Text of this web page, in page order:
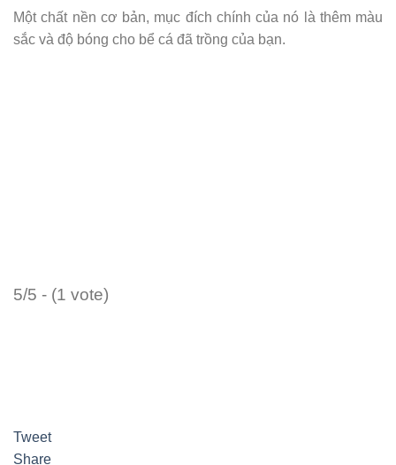
Một chất nền cơ bản, mục đích chính của nó là thêm màu
sắc và độ bóng cho bể cá đã trồng của bạn.
5/5 - (1 vote)
Tweet
Share